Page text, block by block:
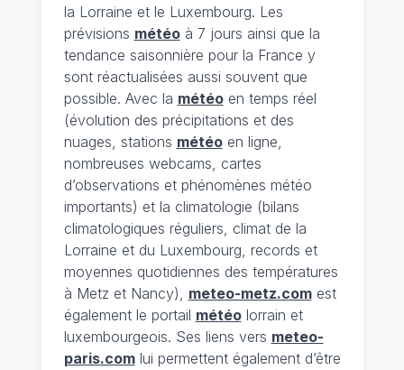
la Lorraine et le Luxembourg. Les
prévisions météoà 7 jours ainsi que la
tendance saisonnière pour la France y
sont réactualisées aussi souvent que
possible. Avec la météoen temps réel
(évolution des précipitations et des
nuages, stations météoen ligne,
nombreuses webcams, cartes
d’observations et phénomènes météo
importants) et la climatologie (bilans
climatologiques réguliers, climat de la
Lorraine et du Luxembourg, records et
moyennes quotidiennes des températures
à Metz et Nancy), meteo-metz.comest
également le portail météolorrain et
luxembourgeois. Ses liens vers meteo-
paris.comlui permettent également d’être